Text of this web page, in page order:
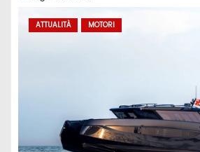
ATTUALITÀ MOTORI